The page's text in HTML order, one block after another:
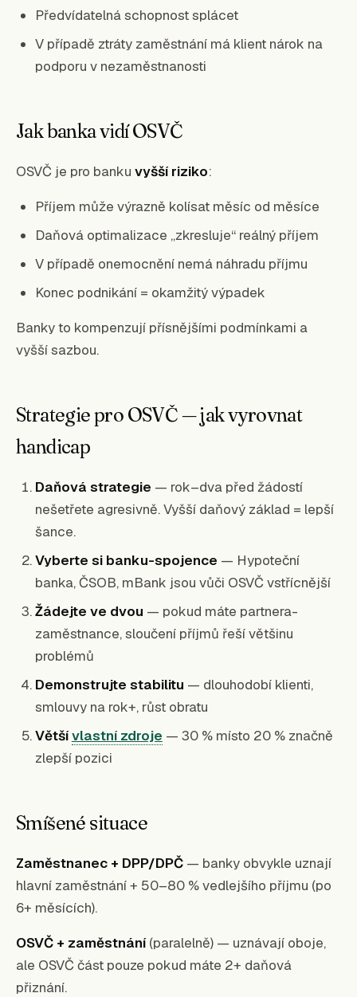
Předvídatelná schopnost splácet
V případě ztráty zaměstnání má klient nárok na
podporu v nezaměstnanosti
Jak banka vidí OSVČ
OSVČ je pro banku vyšší riziko:
Příjem může výrazně kolísat měsíc od měsíce
Daňová optimalizace „zkresluje“ reálný příjem
V případě onemocnění nemá náhradu příjmu
Konec podnikání = okamžitý výpadek
Banky to kompenzují přísnějšími podmínkami a
vyšší sazbou.
Strategie pro OSVČ — jak vyrovnat
handicap
Daňová strategie — rok–dva před žádostí
nešetřete agresivně. Vyšší daňový základ = lepší
šance.
Vyberte si banku-spojence — Hypoteční
banka, ČSOB, mBank jsou vůči OSVČ vstřícnější
Žádejte ve dvou — pokud máte partnera-
zaměstnance, sloučení příjmů řeší většinu
problémů
Demonstrujte stabilitu — dlouhodobí klienti,
smlouvy na rok+, růst obratu
Většívlastní zdroje — 30 % místo 20 % značně
zlepší pozici
Smíšené situace
Zaměstnanec + DPP/DPČ — banky obvykle uznají
hlavní zaměstnání + 50–80 % vedlejšího příjmu (po
6+ měsících).
OSVČ + zaměstnání(paralelně) — uznávají oboje,
ale OSVČ část pouze pokud máte 2+ daňová
přiznání.